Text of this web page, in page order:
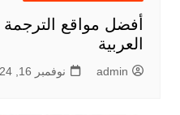
أفضل مواقع الترجمة
العربية
admin نوفمبر 16, 2024